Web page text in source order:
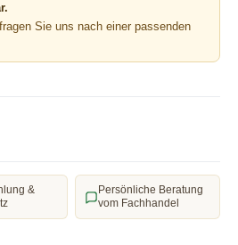
Sie uns nach einer passenden
&
Persönliche Beratung
vom Fachhandel